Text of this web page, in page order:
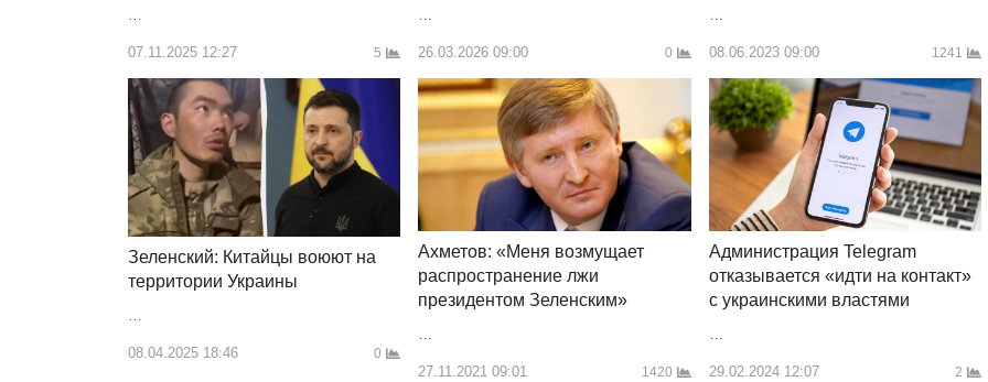
07.11.2025 12:27 5 26.03.2026 09:00 0
…
08.06.2023 09:00 1241
Зеленский: Китайцы воюют на
территории Украины
…
08.04.2025 18:46 0
Ахметов: «Меня возмущает
распространение лжи
президентом Зеленским»
…
27.11.2021 09:01 1420
Администрация Telegram
отказывается «идти на контакт»
с украинскими властями
…
29.02.2024 12:07 2